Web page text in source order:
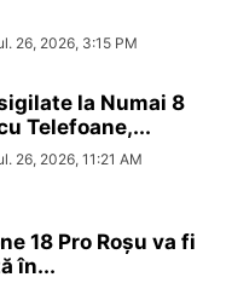
26, 2026, 3:15 PM
la Numai 8
Telefoane,...
26, 2026, 11:21 AM
18 Pro Roșu va fi
în...